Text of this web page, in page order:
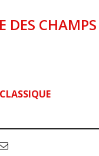
DES CHAMPS
CLASSIQUE